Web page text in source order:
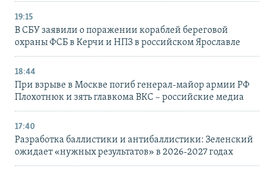
19:15
В СБУ заявили о поражении кораблей береговой
охраны ФСБ в Керчи и НПЗ в российском Ярославле
18:44
При взрыве в Москве погиб генерал-майор армии РФ
Плохотнюк и зять главкома ВКС – российские медиа
17:40
Разработка баллистики и антибаллистики: Зеленский
ожидает «нужных результатов» в 2026-2027 годах